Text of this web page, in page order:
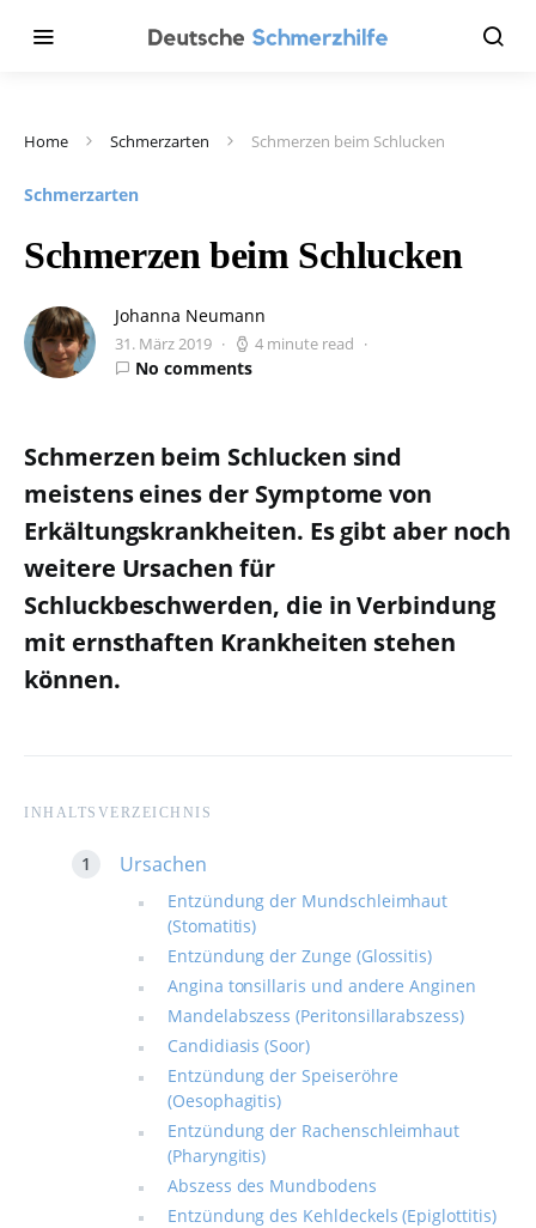
Home Schmerzarten Schmerzen beim Schlucken
Schmerzarten
Schmerzen beim Schlucken
Johanna Neumann
31. März 2019 4 minute read
No comments
Schmerzen beim Schlucken sind
meistens eines der Symptome von
Erkältungskrankheiten. Es gibt aber noch
weitere Ursachen für
Schluckbeschwerden, die in Verbindung
mit ernsthaften Krankheiten stehen
können.
INHALTSVERZEICHNIS
Ursachen
Entzündung der Mundschleimhaut
(Stomatitis)
Entzündung der Zunge (Glossitis)
Angina tonsillaris und andere Anginen
Mandelabszess (Peritonsillarabszess)
Candidiasis (Soor)
Entzündung der Speiseröhre
(Oesophagitis)
Entzündung der Rachenschleimhaut
(Pharyngitis)
Abszess des Mundbodens
Entzündung des Kehldeckels (Epiglottitis)